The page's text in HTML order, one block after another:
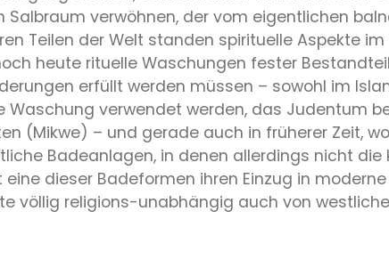
Salbraum verwöhnen, der vom eigentlichen
Teilen der Welt standen spirituelle Aspekte
heute rituelle Waschungen fester
erfüllt werden müssen – sowohl im
Waschung verwendet werden, das Judentum
(Mikwe) – und gerade auch in früherer Zeit,
Badeanlagen, in denen allerdings nicht die
dieser Badeformen ihren Einzug in
völlig religions-unabhängig auch von